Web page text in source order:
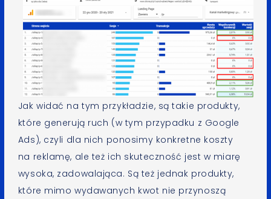
Jak widać na tym przykładzie, są takie produkty,
które generują ruch (w tym przypadku z Google
Ads), czyli dla nich ponosimy konkretne koszty
na reklamę, ale też ich skuteczność jest w miarę
wysoka, zadowalająca. Są też jednak produkty,
które mimo wydawanych kwot nie przynoszą